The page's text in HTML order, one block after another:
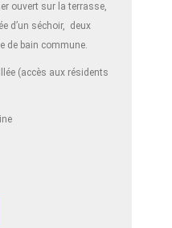
ouvert sur la terrasse,
d’un séchoir, deux
de bain commune.
(accès aux résidents